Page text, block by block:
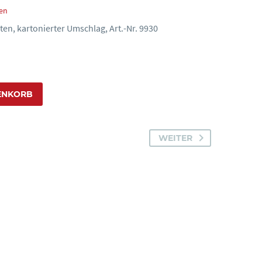
kartonierter Umschlag, Art.-Nr. 9930
WEITER